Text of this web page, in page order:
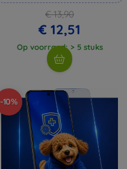
€ 13,90
€ 12,51
Op voorraad: > 5 stuks
-10%